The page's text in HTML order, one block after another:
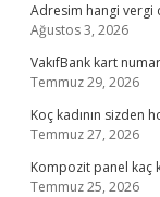
Adresim hangi vergi
Ağustos 3, 2026
VakıfBank kart
Temmuz 29, 2026
Koç kadının sizden
Temmuz 27, 2026
Kompozit panel kaç
Temmuz 25, 2026